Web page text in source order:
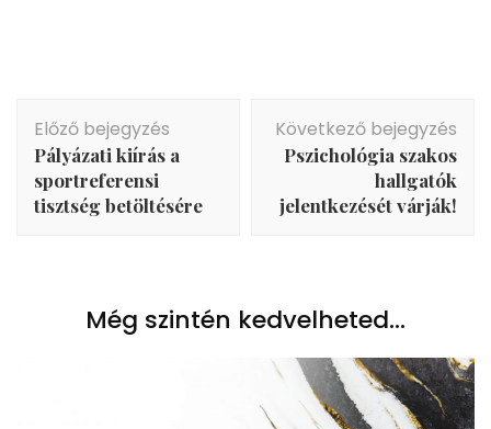
Bejegyzés
navigáció
Előző bejegyzés
Pályázati kiírás a
sportreferensi
tisztség betöltésére
Következő bejegyzés
Pszichológia szakos
hallgatók
jelentkezését várják!
Még szintén kedvelheted...